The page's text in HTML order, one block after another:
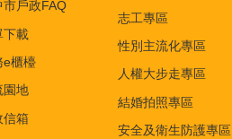
市戶政FAQ
下載
e櫃檯
園地
信箱
志工專區
性別主流化專區
人權大步走專區
結婚拍照專區
安全及衛生防護專區